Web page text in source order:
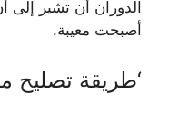
الدوران أن تشير إلى
أصبحت معيبة.
‘طريقة تصليح